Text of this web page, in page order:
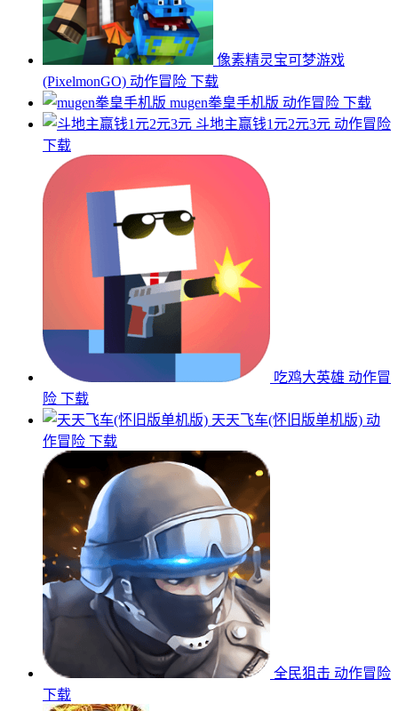
像素精灵宝可梦游戏
(PixelmonGO) 动作冒险 下载
mugen拳皇手机版 动作冒险 下载
斗地主赢钱1元2元3元 动作冒险
下载
吃鸡大英雄 动作冒
险 下载
天天飞车(怀旧版单机版) 动
作冒险 下载
全民狙击 动作冒险
下载